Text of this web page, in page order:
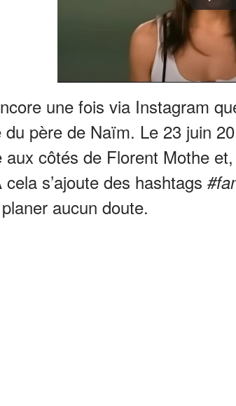
une fois via Instagram
du père de Naïm. Le 23 juin
aux côtés de Florent Mothe
s’ajoute des hashtags
aucun doute.